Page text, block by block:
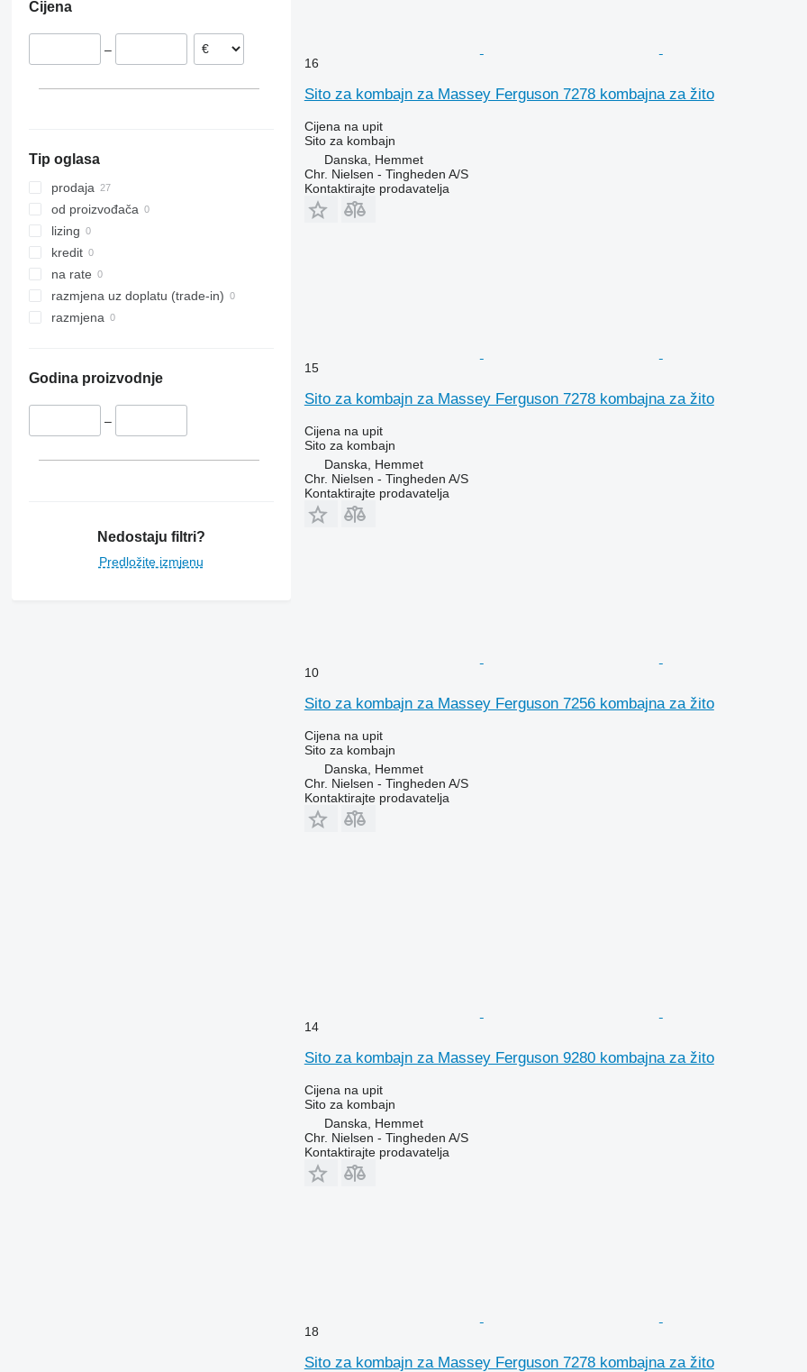
Cijena
–
Tip oglasa
prodaja
od proizvođača
lizing
kredit
na rate
razmjena uz doplatu (trade-in)
razmjena
Godina proizvodnje
–
Nedostaju filtri?
Predložite izmjenu
16
Sito za kombajn za Massey Ferguson 7278 kombajna za žito
Cijena na upit
Sito za kombajn
Danska, Hemmet
Chr. Nielsen - Tingheden A/S
Kontaktirajte prodavatelja
15
Sito za kombajn za Massey Ferguson 7278 kombajna za žito
Cijena na upit
Sito za kombajn
Danska, Hemmet
Chr. Nielsen - Tingheden A/S
Kontaktirajte prodavatelja
10
Sito za kombajn za Massey Ferguson 7256 kombajna za žito
Cijena na upit
Sito za kombajn
Danska, Hemmet
Chr. Nielsen - Tingheden A/S
Kontaktirajte prodavatelja
14
Sito za kombajn za Massey Ferguson 9280 kombajna za žito
Cijena na upit
Sito za kombajn
Danska, Hemmet
Chr. Nielsen - Tingheden A/S
Kontaktirajte prodavatelja
18
Sito za kombajn za Massey Ferguson 7278 kombajna za žito